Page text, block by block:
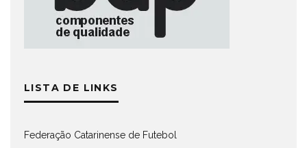
LISTA DE LINKS
Federação Catarinense de Futebol